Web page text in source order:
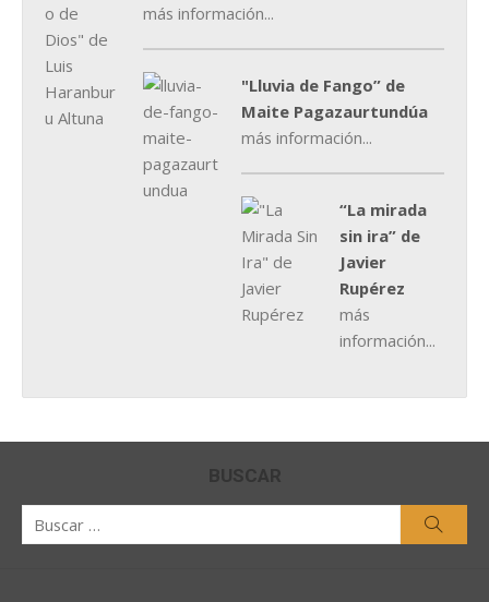
más información...
"Lluvia de Fango” de
Maite Pagazaurtundúa
más información...
“La mirada
sin ira” de
Javier
Rupérez
más
información...
BUSCAR